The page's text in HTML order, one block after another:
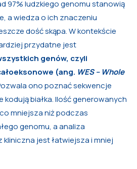
97% ludzkiego genomu stanowią
a wiedza o ich znaczeniu
dość skąpa. W kontekście
przydatne jest
genów, czyli
(ang. WES – Whole
ono poznać sekwencje
kodują białka. Ilość generowanych
mniejsza niż podczas
genomu, a analiza
jest łatwiejsza i mniej